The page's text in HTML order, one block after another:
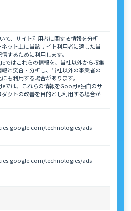
て、サイト利用者に関する情報を分析
ネット上に当該サイト利用者に適した当
するために利用します。
ではこれらの情報を、当社以外から収集
報と突合・分析し、当社以外の事業者の
も利用する場合があります。
では、これらの情報をGoogle独自のサ
ダクトの改善を目的とし利用する場合が
technologies/ads
technologies/ads